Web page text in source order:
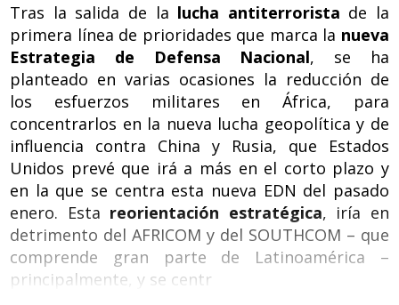
Tras la salida de la lucha antiterrorista de la
primera línea de prioridades que marca la nueva
Estrategia de Defensa Nacional, se ha
planteado en varias ocasiones la reducción de
los esfuerzos militares en África, para
concentrarlos en la nueva lucha geopolítica y de
influencia contra China y Rusia, que Estados
Unidos prevé que irá a más en el corto plazo y
en la que se centra esta nueva EDN del pasado
enero. Esta reorientación estratégica, iría en
detrimento del AFRICOM y del SOUTHCOM – que
comprende gran parte de Latinoamérica –
principalmente, y se centr